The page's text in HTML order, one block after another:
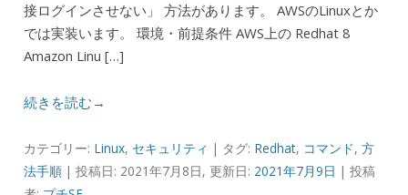
接ログインさせない」 方法があります。 AWSのLinuxとか
では実装います。 環境・前提条件 AWS上の Redhat 8
Amazon Linu […]
続きを読む→
カテゴリー: Linux, セキュリティ | タグ: Redhat, コマンド, 方
法手順| 投稿日: 2021年7月8日, 更新日: 2021年7月9日 | 投稿